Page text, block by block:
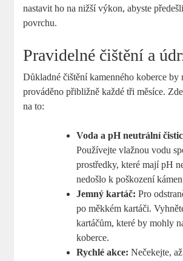
nastavit ho na nižší výkon, abyste
povrchu.
Pravidelné čištění a
Důkladné čištění kamenného koberce by
prováděno přibližně každé tři měsíce.
na to:
Voda a pH neutrální
Používejte vlažnou vodu
prostředky, které mají pH
nedošlo k poškození
Jemný kartáč: Pro
po měkkém kartáči.
kartáčům, které by mohly
koberce.
Rychlé akce: Nečekejte,